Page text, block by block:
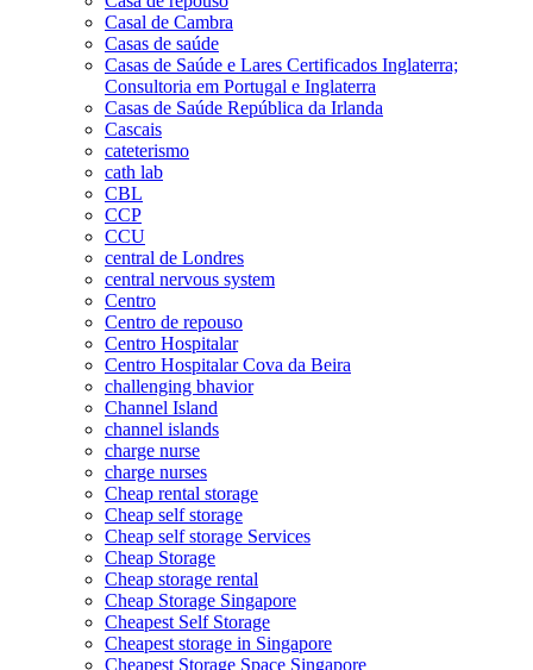
Casal de Cambra
Casas de saúde
Casas de Saúde e Lares Certificados Inglaterra;
Consultoria em Portugal e Inglaterra
Casas de Saúde República da Irlanda
Cascais
cateterismo
cath lab
CBL
CCP
CCU
central de Londres
central nervous system
Centro
Centro de repouso
Centro Hospitalar
Centro Hospitalar Cova da Beira
challenging bhavior
Channel Island
channel islands
charge nurse
charge nurses
Cheap rental storage
Cheap self storage
Cheap self storage Services
Cheap Storage
Cheap storage rental
Cheap Storage Singapore
Cheapest Self Storage
Cheapest storage in Singapore
Cheapest Storage Space Singapore